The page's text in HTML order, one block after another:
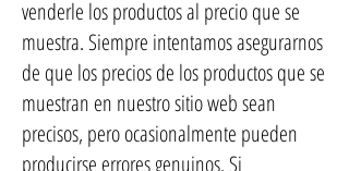
venderle los productos al precio que se
muestra. Siempre intentamos asegurarnos
de que los precios de los productos que se
muestran en nuestro sitio web sean
precisos, pero ocasionalmente pueden
producirse errores genuinos. Si